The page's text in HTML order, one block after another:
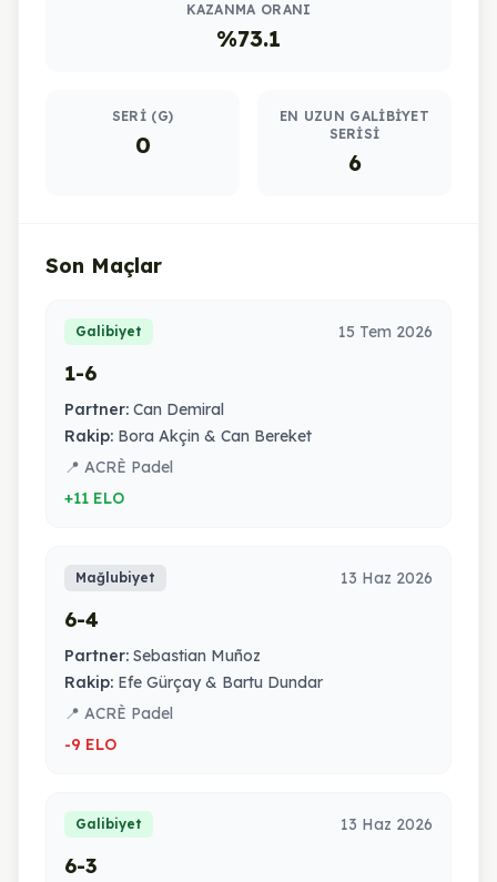
KAZANMA ORANI
%73.1
SERI (G)
0
EN UZUN GALIBIYET
SERISI
6
Son Maçlar
Galibiyet 15 Tem 2026
1-6
Partner: Can Demiral
Rakip: Bora Akçin & Can Bereket
📍 ACRÈ Padel
+11 ELO
Mağlubiyet 13 Haz 2026
6-4
Partner: Sebastian Muñoz
Rakip: Efe Gürçay & Bartu Dundar
📍 ACRÈ Padel
-9 ELO
Galibiyet 13 Haz 2026
6-3